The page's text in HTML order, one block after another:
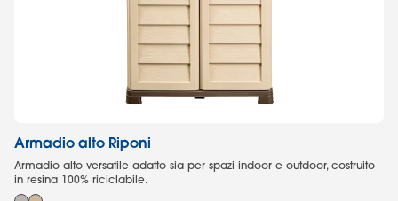
Armadio alto Riponi
Armadio alto versatile adatto sia per spazi indoor e outdoor, costruito
in resina 100% riciclabile.